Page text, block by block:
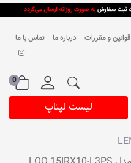
قوانین و مقررات درباره ما تماس با ما
0
لیست لپتاپ